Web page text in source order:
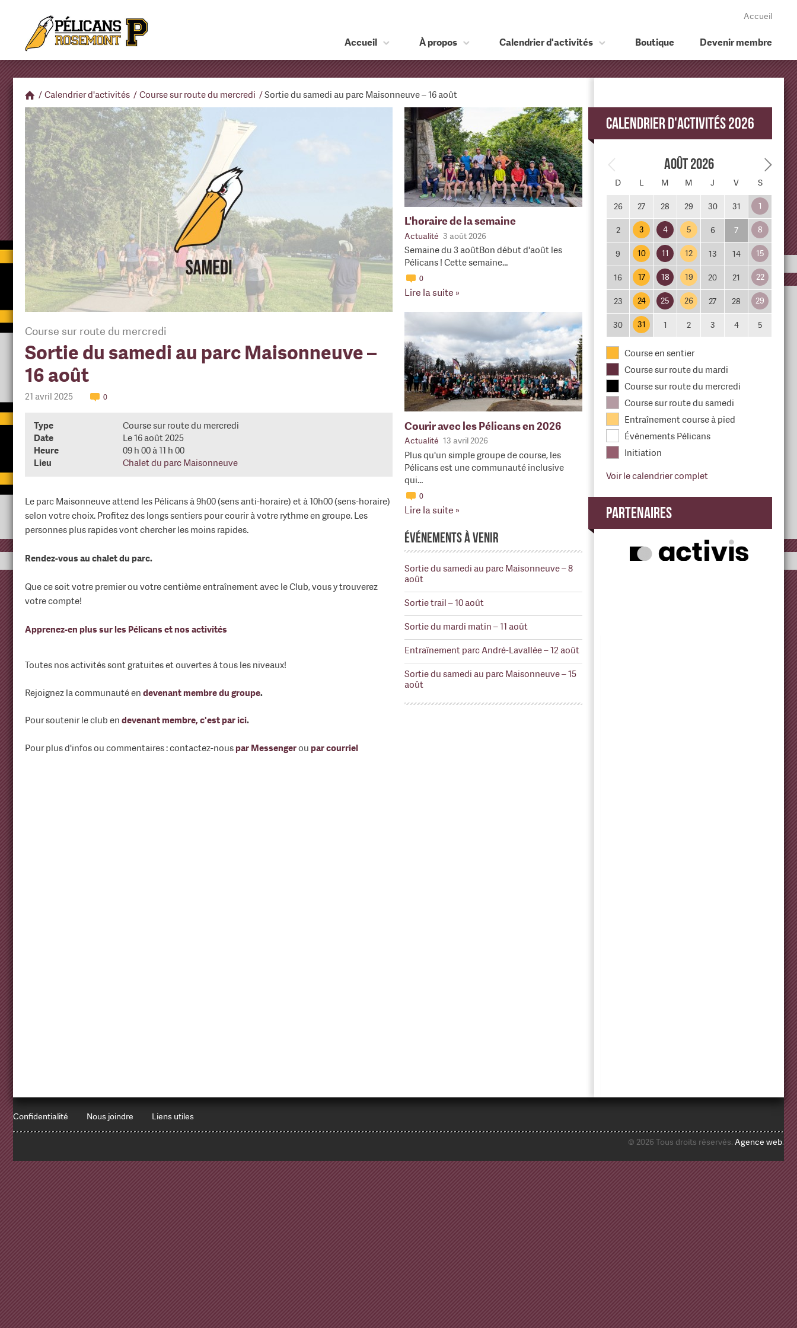
Accueil
Accueil À propos Calendrier d'activités Boutique Devenir membre
/ Calendrier d'activités / Course sur route du mercredi /Sortie du samedi au parc Maisonneuve – 16 août
L'horaire de la semaine
Actualité 3 août 2026
Semaine du 3 aoûtBon début d'août les
Pélicans ! Cette semaine…
0
Lire la suite »
Courir avec les Pélicans en 2026
Actualité 13 avril 2026
Plus qu'un simple groupe de course, les
Pélicans est une communauté inclusive
qui…
0
Lire la suite »
Événements à venir
Sortie du samedi au parc Maisonneuve – 8
août
Sortie trail – 10 août
Sortie du mardi matin – 11 août
Entraînement parc André-Lavallée – 12 août
Sortie du samedi au parc Maisonneuve – 15
août
Course sur route du mercredi
Sortie du samedi au parc Maisonneuve –
16 août
21 avril 2025 0
Type
Course sur route du mercredi
Date
Le 16 août 2025
Heure
09 h 00 à 11 h 00
Lieu
Chalet du parc Maisonneuve
Le parc Maisonneuve attend les Pélicans à 9h00 (sens anti-horaire) et à 10h00 (sens-horaire)
selon votre choix. Profitez des longs sentiers pour courir à votre rythme en groupe. Les
personnes plus rapides vont chercher les moins rapides.
Rendez-vous au chalet du parc.
Que ce soit votre premier ou votre centième entraînement avec le Club, vous y trouverez
votre compte!
Apprenez-en plus sur les Pélicans et nos activités
Toutes nos activités sont gratuites et ouvertes à tous les niveaux!
Rejoignez la communauté en devenant membre du groupe.
Pour soutenir le club en devenant membre, c'est par ici.
Pour plus d'infos ou commentaires : contactez-nous par Messengerou par courriel
Calendrier d'activités 2026
Août 2026
D L M M J V S
26 27 28 29 30 31 1
2 3 4 5 6 7 8
9 10 11 12 13 14 15
16 17 18 19 20 21 22
23 24 25 26 27 28 29
30 31 1 2 3 4 5
Course en sentier
Course sur route du mardi
Course sur route du mercredi
Course sur route du samedi
Entraînement course à pied
Événements Pélicans
Initiation
Voir le calendrier complet
Partenaires
Confidentialité Nous joindre Liens utiles
© 2026 Tous droits réservés. Agence web.